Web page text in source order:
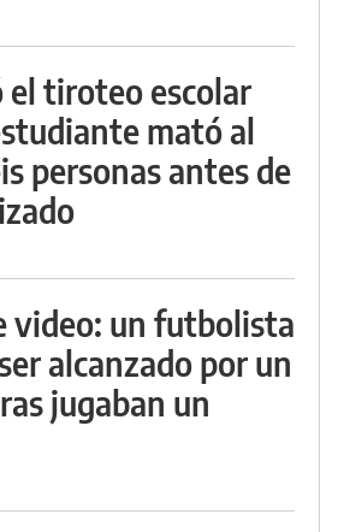
el tiroteo escolar
mató al
personas antes de
video: un futbolista
alcanzado por un
jugaban un